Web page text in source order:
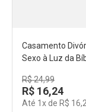
Casamento
Sexo à Luz da
R$24,99
R$ 16,24
Até 1 x de R$ 16,